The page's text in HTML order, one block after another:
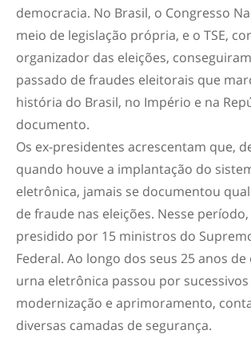
democracia. No Brasil, o Congresso
meio de legislação própria, e o TSE,
organizador das eleições,
passado de fraudes eleitorais que
história do Brasil, no Império e na
documento.
Os ex-presidentes acrescentam que,
quando houve a implantação do
eletrônica, jamais se documentou
de fraude nas eleições. Nesse período,
presidido por 15 ministros do
Federal. Ao longo dos seus 25 anos de
urna eletrônica passou por
modernização e aprimoramento,
diversas camadas de segurança.